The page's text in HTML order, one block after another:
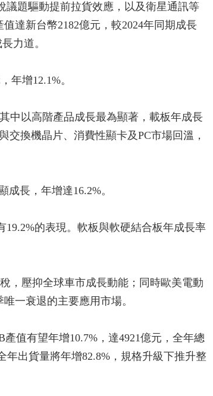
議題驅動提前拉貨效應，以及衛星通訊等
達新台幣2182億元，較2024年同期成長
力道。
年增12.1%。
中以高階產品成長最為顯著，載板年成長
換機晶片、消費性顯卡及PC市場回溫，
長，年增達16.2%。
的表現。軟板與軟硬結合板年成長率
，壓抑全球車市成長動能；同時歐美電動
一衰退的主要應用市場。
值有望年增10.7%，達4921億元，全年總
年出貨量將年增82.8%，規格升級下推升整